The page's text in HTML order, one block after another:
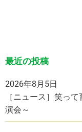
最近の投稿
2026年8月5日
［ニュース］笑っ
演会～